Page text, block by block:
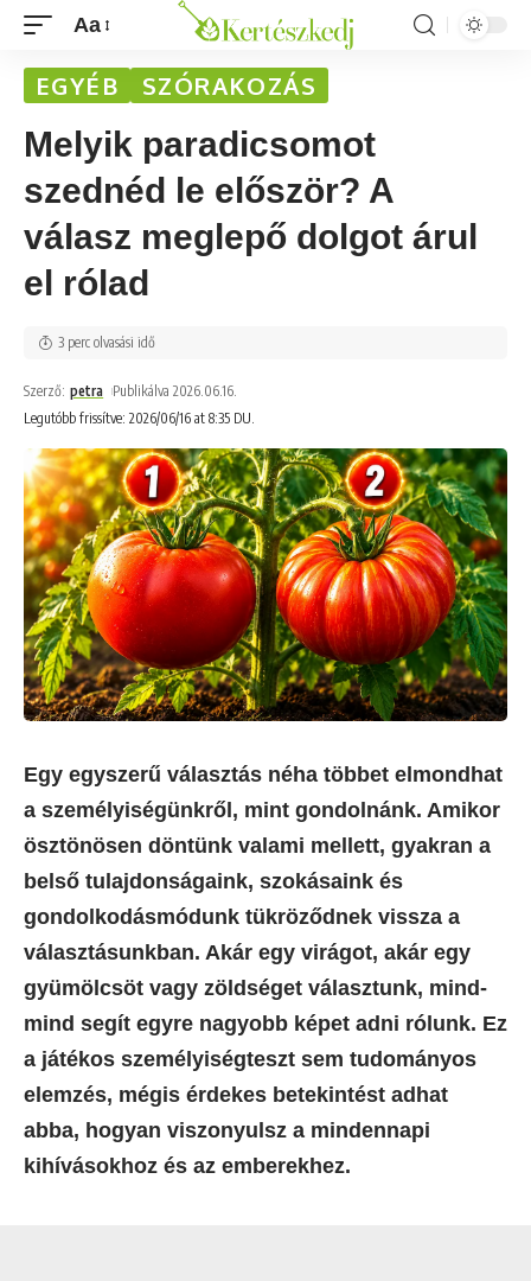
Aa
EGYÉB SZÓRAKOZÁS
Melyik paradicsomot
szednéd le először? A
válasz meglepő dolgot árul
el rólad
Legutóbb frissítve: 2026/06/16 at 8:35 DU.
Szerző: petra Publikálva 2026.06.16.
3 perc olvasási idő
Egy egyszerű választás néha többet elmondhat
a személyiségünkről, mint gondolnánk. Amikor
ösztönösen döntünk valami mellett, gyakran a
belső tulajdonságaink, szokásaink és
gondolkodásmódunk tükröződnek vissza a
választásunkban. Akár egy virágot, akár egy
gyümölcsöt vagy zöldséget választunk, mind-
mind segít egyre nagyobb képet adni rólunk. Ez
a játékos személyiségteszt sem tudományos
elemzés, mégis érdekes betekintést adhat
abba, hogyan viszonyulsz a mindennapi
kihívásokhoz és az emberekhez.